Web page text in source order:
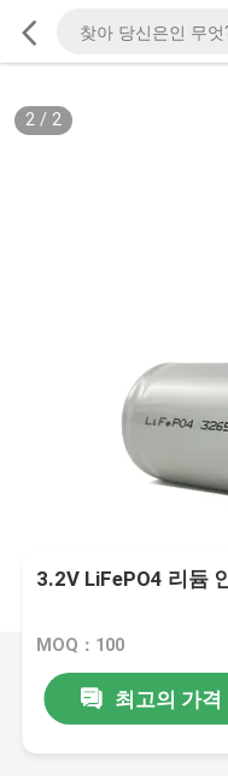
2/ 2
3.2V LiFePO4 리듐
MOQ：100
최고의 가격